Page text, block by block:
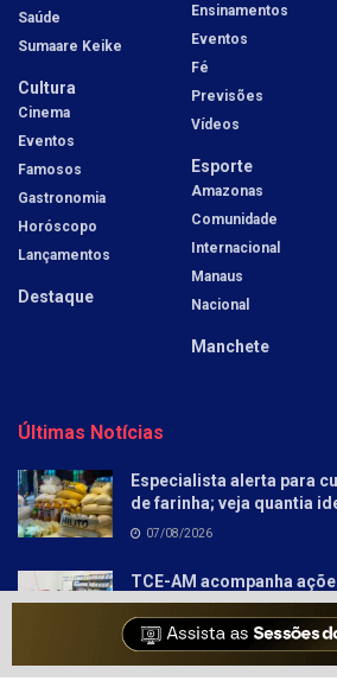
Saúde
Sumaare Keike
Cultura
Cinema
Eventos
Famosos
Gastronomia
Horóscopo
Lançamentos
Destaque
Ensinamentos
Eventos
Fé
Previsões
Vídeos
Esporte
Amazonas
Comunidade
Internacional
Manaus
Nacional
Manchete
Últimas Notícias
Especialista alerta para
de farinha; veja quantia
07/08/2026
TCE-AM acompanha
aprendizagem nos anos
07/08/2026